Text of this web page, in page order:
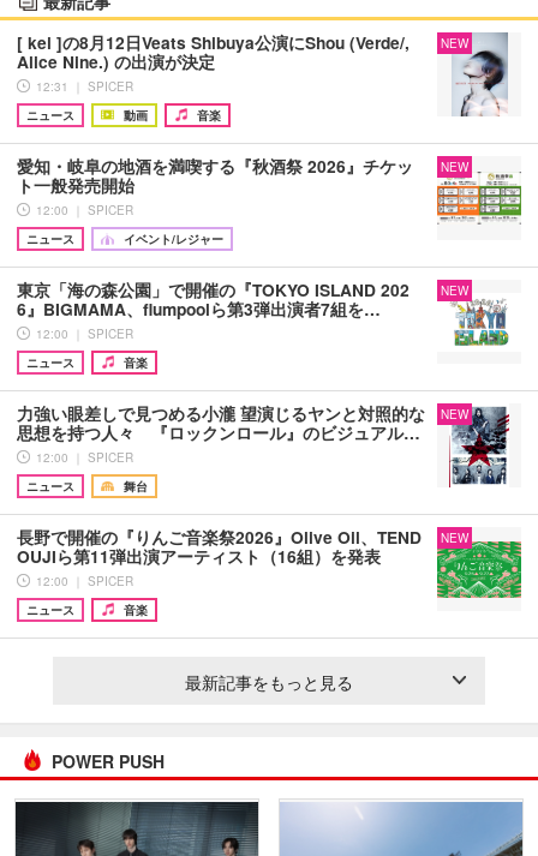
[ kei ]の8月12日Veats Shibuya公演にShou (Verde/,
Alice Nine.) の出演が決定
12:31 ｜ SPICER
ニュース
動画 音楽
NEW
愛知・岐阜の地酒を満喫する『秋酒祭 2026』チケッ
ト一般発売開始
12:00 ｜ SPICER
ニュース
イベント/レジャー
NEW
東京「海の森公園」で開催の『TOKYO ISLAND 202
6』BIGMAMA、flumpoolら第3弾出演者7組を…
12:00 ｜ SPICER
ニュース
音楽
NEW
力強い眼差しで見つめる小瀧 望演じるヤンと対照的な
思想を持つ人々 『ロックンロール』のビジュアル…
12:00 ｜ SPICER
ニュース
舞台
NEW
長野で開催の『りんご音楽祭2026』Olive Oil、TEND
OUJIら第11弾出演アーティスト（16組）を発表
12:00 ｜ SPICER
ニュース
音楽
NEW
最新記事をもっと見る
POWER PUSH